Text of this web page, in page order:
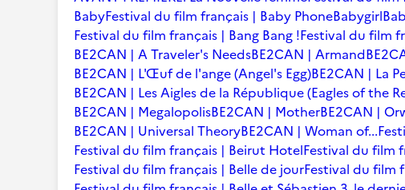
BabyFestival du film français | Baby PhoneBabygirl
Festival du film français | Bang Bang !Festival du film
BE2CAN | A Traveler's NeedsBE2CAN | Armand
BE2CAN | L'Œuf de l'ange (Angel's Egg)BE2CAN | La
BE2CAN | Les Aigles de la République (Eagles of the
BE2CAN | MegalopolisBE2CAN | MotherBE2CAN |
BE2CAN | Universal TheoryBE2CAN | Woman of...
Festival du film français | Beirut HotelFestival du film
Festival du film français | Belle de jourFestival du film